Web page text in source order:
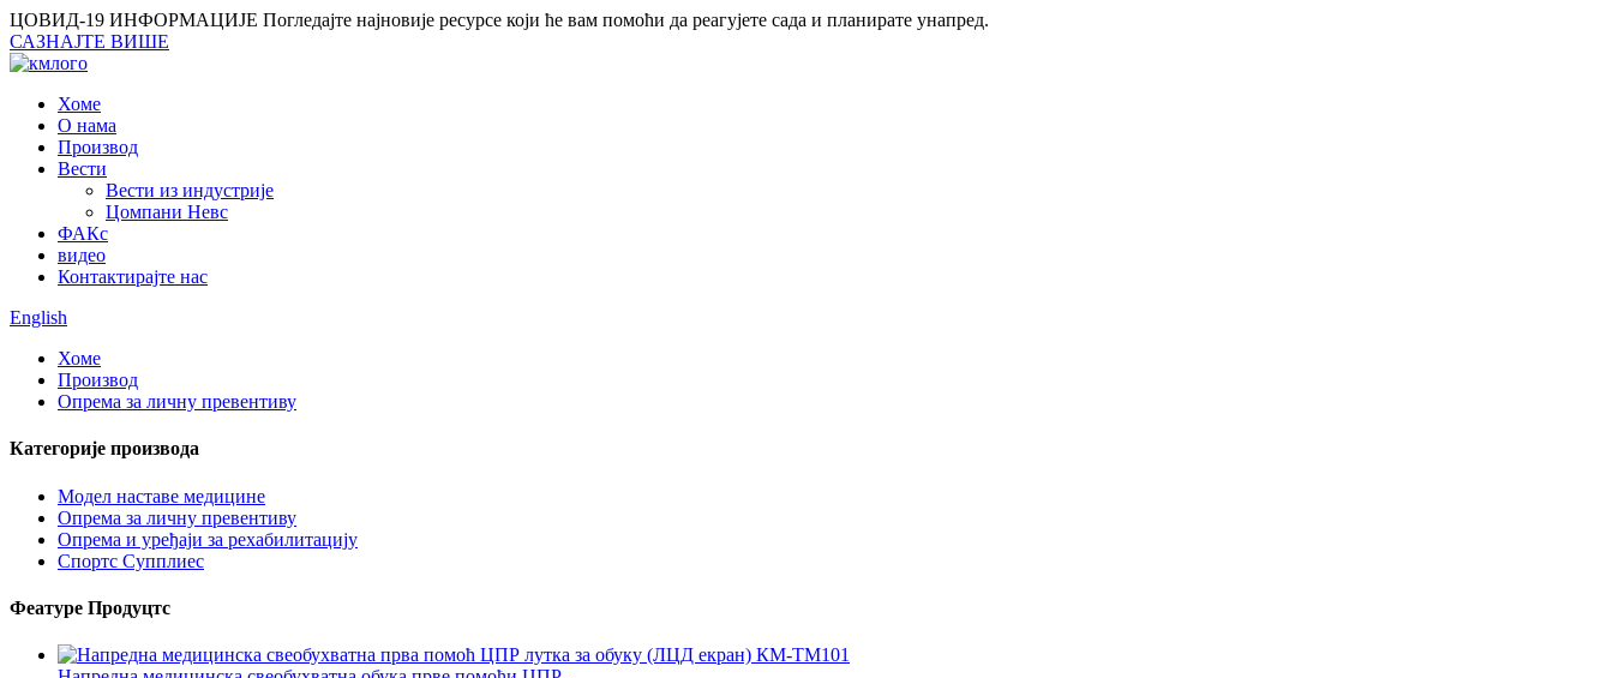
ЦОВИД-19 ИНФОРМАЦИЈЕ Погледајте најновије ресурсе који ће вам помоћи да реагујете сада и планирате унапред.
САЗНАЈТЕ ВИШЕ
Хоме
О нама
Производ
Вести
Вести из индустрије
Цомпани Невс
ФАКс
видео
Контактирајте нас
English
Хоме
Производ
Опрема за личну превентиву
Категорије производа
Модел наставе медицине
Опрема за личну превентиву
Опрема и уређаји за рехабилитацију
Спортс Супплиес
Феатуре Продуцтс